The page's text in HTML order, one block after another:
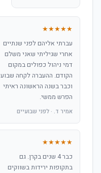
★★★★★
עברתי אליהם לפני שנתיים
אחרי שגיליתי שאני משלם
דמי ניהול כפולים במקום
הקודם. ההעברה לקחה שבוע
וכבר בשנה הראשונה ראיתי
הפרש ממשי.
אמיר ד. · לפני שבועיים
★★★★★
כבר 4 שנים בקרן. גם
בתקופות ירידות בשווקים